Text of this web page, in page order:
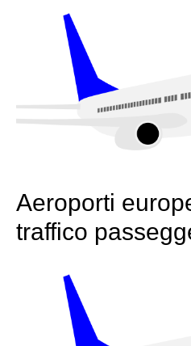
Aeroporti
traffico